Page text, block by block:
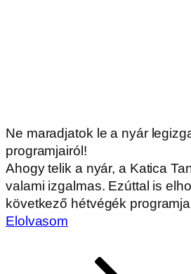
Ne maradjatok le a nyár
programjairól!
Ahogy telik a nyár, a Katica
valami izgalmas. Ezúttal is
következő hétvégék
Elolvasom